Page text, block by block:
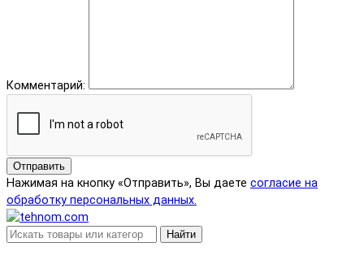
Комментарий:
Отправить
Нажимая на кнопку «Отправить», Вы даете согласие на
обработку персональных данных.
Найти